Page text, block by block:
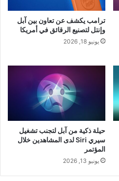
ترامب يكشف عن تعاون بين آبل
وإنتل لتصنيع الرقائق في أمريكا
يونيو 18, 2026
حيلة ذكية من آبل لتجنب تشغيل
سيري Siri لدى المشاهدين خلال
المؤتمر
يونيو 13, 2026